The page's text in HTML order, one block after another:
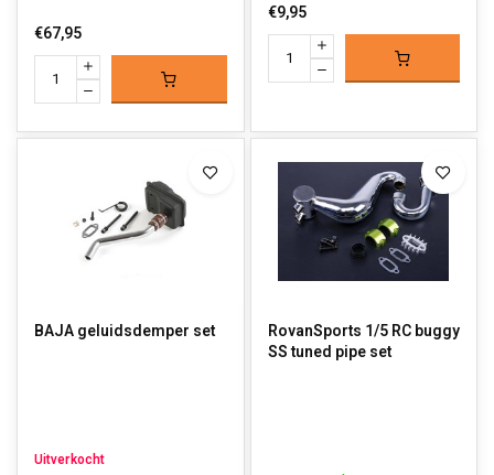
€67,95
€9,95
BAJA geluidsdemper set
Uitverkocht
RovanSports 1/5 RC buggy
SS tuned pipe set